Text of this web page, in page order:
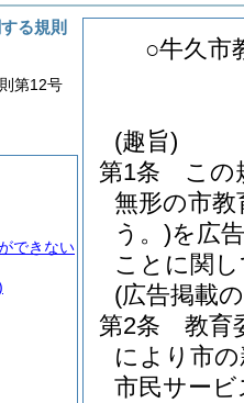
○牛久市
(趣旨)
第1条
この
無形の市教
う。)を広
ことに関
(広告掲載
第2条
教育
により市
市民サー
る規則
第12号
できない